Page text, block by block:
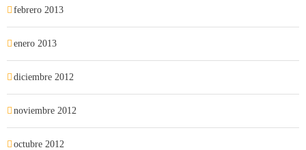
febrero 2013
enero 2013
diciembre 2012
noviembre 2012
octubre 2012